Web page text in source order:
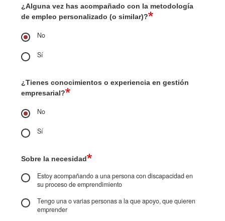
¿Alguna vez has acompañado con la metodología
de empleo personalizado (o similar)?
No
Sí
¿Tienes conocimientos o experiencia en gestión
empresarial?
No
Sí
Sobre la necesidad
Estoy acompañando a una persona con discapacidad en
su proceso de emprendimiento
Tengo una o varias personas a la que apoyo, que quieren
emprender